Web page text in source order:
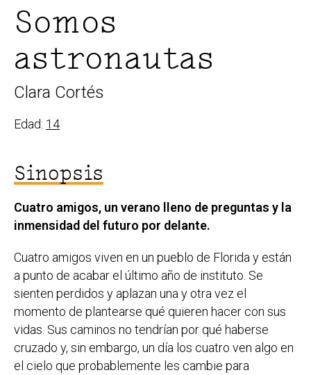
Somos
astronautas
Clara Cortés
Edad: 14
Sinopsis
Cuatro amigos, un verano lleno de preguntas y la
inmensidad del futuro por delante.
Cuatro amigos viven en un pueblo de Florida y están
a punto de acabar el último año de instituto. Se
sienten perdidos y aplazan una y otra vez el
momento de plantearse qué quieren hacer con sus
vidas. Sus caminos no tendrían por qué haberse
cruzado y, sin embargo, un día los cuatro ven algo en
el cielo que probablemente les cambie para